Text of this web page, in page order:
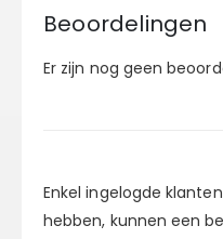
Beoordelingen
Er zijn nog geen
Enkel ingelogde
hebben, kunnen een